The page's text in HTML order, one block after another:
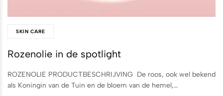
SKIN CARE
Rozenolie in de spotlight
ROZENOLIE PRODUCTBESCHRIJVING De roos, ook wel bekend
als Koningin van de Tuin en de bloem van de hemel,…